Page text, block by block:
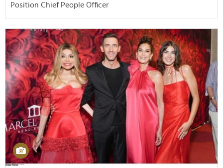
Position Chief People Officer